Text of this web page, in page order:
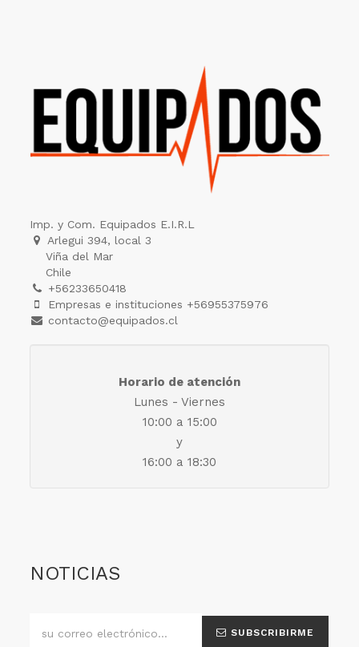
Imp. y Com. Equipados E.I.R.L
Arlegui 394, local 3
Viña del Mar
Chile
+56233650418
Empresas e instituciones +56955375976
contacto@equipados.cl
Horario de atención
Lunes - Viernes
10:00 a 15:00
y
16:00 a 18:30
NOTICIAS
SUBSCRIBIRME